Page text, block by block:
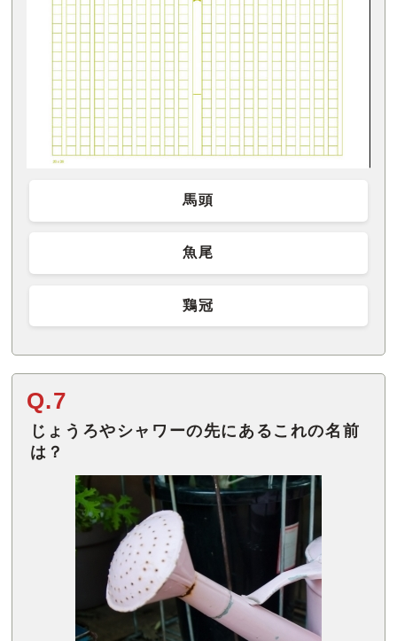
馬頭
魚尾
鶏冠
Q.7
じょうろやシャワーの先にあるこれの名前
は？